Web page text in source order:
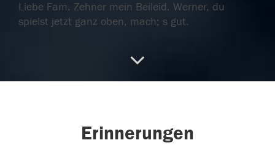
Liebe Fam. Zehner mein Beileid. Werner, du
spielst jetzt ganz oben, mach; s gut.
Erinnerungen